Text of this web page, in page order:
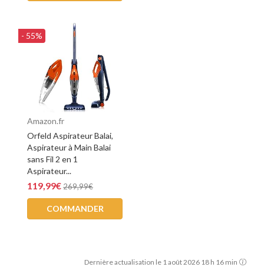
- 55%
Amazon.fr
Orfeld Aspirateur Balai,
Aspirateur à Main Balai
sans Fil 2 en 1
Aspirateur...
119,99€269,99€
COMMANDER
Dernière actualisation le 1 août 2026 18 h 16 min